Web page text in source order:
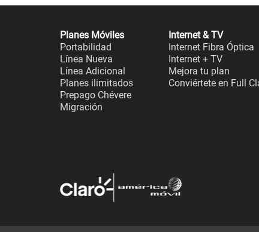
Planes Móviles
Portabilidad
Línea Nueva
Línea Adicional
Planes ilimitados
Prepago Chévere
Migración
Internet & TV
Internet Fibra Óptica
Internet + TV
Mejora tu plan
Conviértete en Full